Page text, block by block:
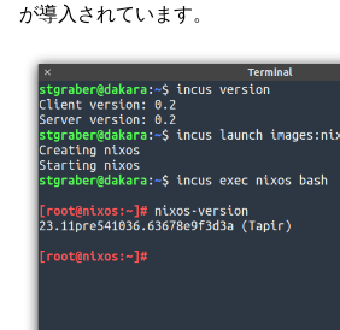
が導入されています。